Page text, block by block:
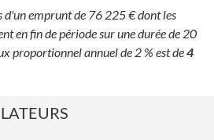
d'un emprunt de 76 225 € dont les
en fin de période sur une durée de 20
proportionnel annuel de 2 % est de4